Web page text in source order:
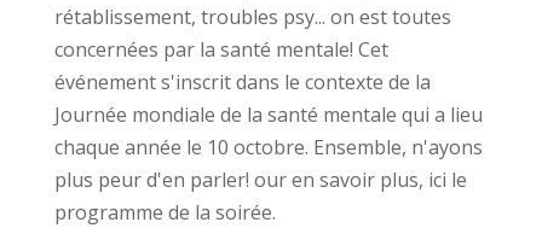
rétablissement, troubles psy... on est toutes
concernées par la santé mentale! Cet
événement s'inscrit dans le contexte de la
Journée mondiale de la santé mentale qui a lieu
chaque année le 10 octobre. Ensemble, n'ayons
plus peur d'en parler! our en savoir plus, ici le
programme de la soirée.